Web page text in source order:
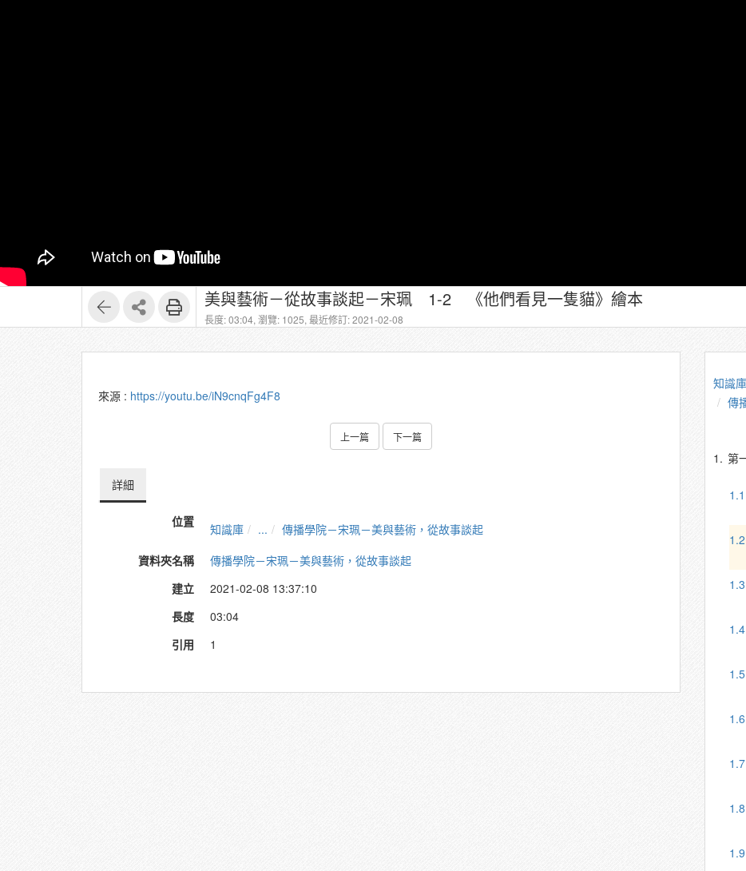
美與藝術－從故事談起－宋珮 1-2 《他們看⾒⼀隻貓》繪本
長度: 03:04, 瀏覽: 1025, 最近修訂: 2021-02-08
來源 : https://youtu.be/iN9cnqFg4F8
上一篇 下一篇
詳細
位置 知識庫 ...
傳播學院－宋珮－美與藝術，從故事談起
資料夾名稱
傳播學院－宋珮－美與藝術，從故事談起
建立
2021-02-08 13:37:10
長度
03:04
引用
1
知識庫
傳
1. 第
1.1
1.2
1.3
1.4
1.5
1.6
1.7
1.8
1.9